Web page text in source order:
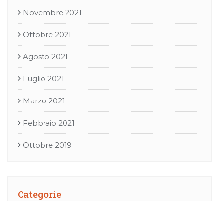
Novembre 2021
Ottobre 2021
Agosto 2021
Luglio 2021
Marzo 2021
Febbraio 2021
Ottobre 2019
Categorie